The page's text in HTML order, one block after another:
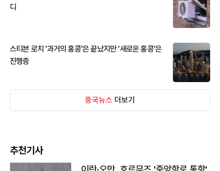
디
스티븐 로치 '과거의 홍콩'은 끝났지만 '새로운 홍콩'은
진행중
중국뉴스 더보기
추천기사